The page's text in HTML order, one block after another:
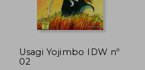
dcto.
Usagi Yojimbo IDW nº
02